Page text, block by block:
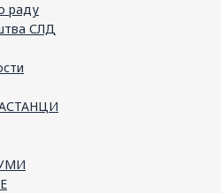
раду
СЛД